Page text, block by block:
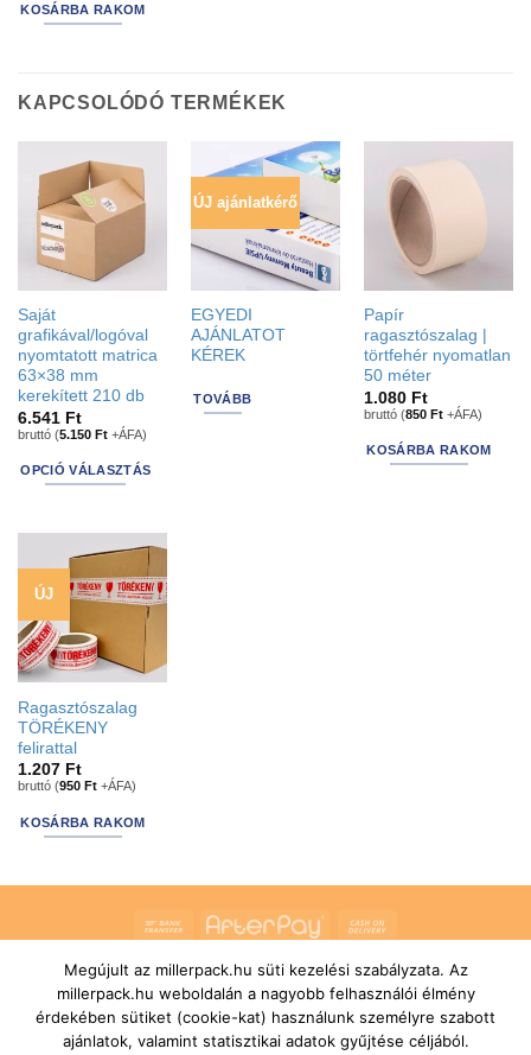
KOSÁRBA RAKOM
KAPCSOLÓDÓ TERMÉKEK
Saját
grafikával/logóval
nyomtatott matrica
63×38 mm
kerekített 210 db
6.541 Ft
bruttó (5.150 Ft+ÁFA)
OPCIÓ VÁLASZTÁS
options
that
may
be
chosen
on
the
product
page
ÚJ ajánlatkérő
EGYEDI
AJÁNLATOT
KÉREK
TOVÁBB
Papír
ragasztószalag |
törtfehér nyomatlan
50 méter
1.080 Ft
bruttó (850 Ft+ÁFA)
KOSÁRBA RAKOM
ÚJ
Ragasztószalag
TÖRÉKENY
felirattal
1.207 Ft
bruttó (950 Ft+ÁFA)
KOSÁRBA RAKOM
Bank
AfterPay
Delivery
RÓLUNK
ÁLTALÁNOS SZERZŐDÉSI FELTÉTELEK
SZÁLLÍTÁSI ÉS FIZETÉSI FELTÉTELEK
JOGI NYILATKOZAT
IMPRESSZUM
KAPCSOLAT
ÜGYFÉLSZOLGÁLAT
FELIRATKOZÁS HÍRLEVÉLRE
Megújult az millerpack.hu süti kezelési szabályzata. Az
millerpack.hu weboldalán a nagyobb felhasználói élmény
érdekében sütiket (cookie-kat) használunk személyre szabott
ajánlatok, valamint statisztikai adatok gyűjtése céljából.